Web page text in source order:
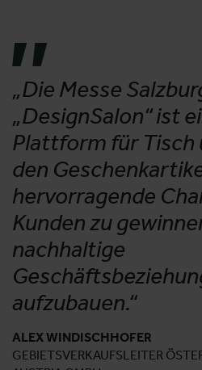
„Die Messe
„DesignSalon“ ist
Plattform für Tisch
den
hervorragende
Kunden zu
nachhaltige
aufzubauen.“
ALEX WINDISCHHOFER
GEBIETSVERKAUFSLEITER